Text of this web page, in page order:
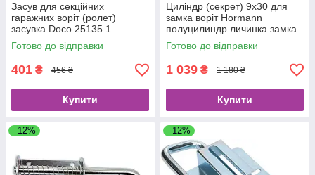
Засув для секційних
гаражних воріт (ролет)
засувка Doco 25135.1
Готово до відправки
401 ₴ 456 ₴
Купити
Циліндр (секрет) 9х30 для
замка воріт Hormann
полуцилиндр личинка замка
ригельного аналог 3091449
Готово до відправки
1 039 ₴ 1 180 ₴
Купити
–12% –12%